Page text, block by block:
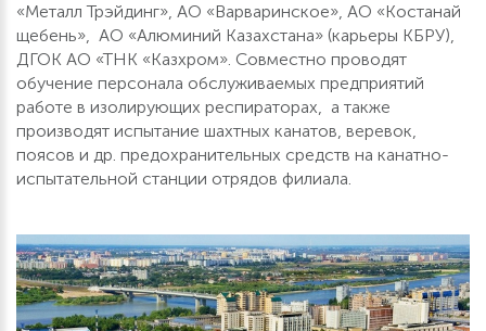
«Металл Трэйдинг», АО «Варваринское», АО «Костанай
щебень», АО «Алюминий Казахстана» (карьеры КБРУ),
ДГОК АО «ТНК «Казхром». Совместно проводят
обучение персонала обслуживаемых предприятий
работе в изолирующих респираторах, а также
производят испытание шахтных канатов, веревок,
поясов и др. предохранительных средств на канатно-
испытательной станции отрядов филиала.